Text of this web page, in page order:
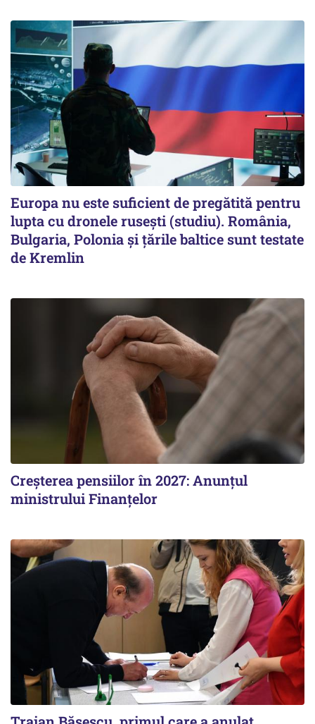
Europa nu este suficient de pregătită pentru
lupta cu dronele rusești (studiu). România,
Bulgaria, Polonia și țările baltice sunt testate
de Kremlin
Creșterea pensiilor în 2027: Anunțul
ministrului Finanțelor